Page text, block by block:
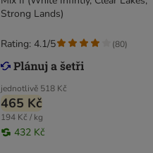
Strong Lands)
jednotlivě 518 Kč
465 Kč
194 Kč / kg
432 Kč
Rating: 4.1/5 (80)